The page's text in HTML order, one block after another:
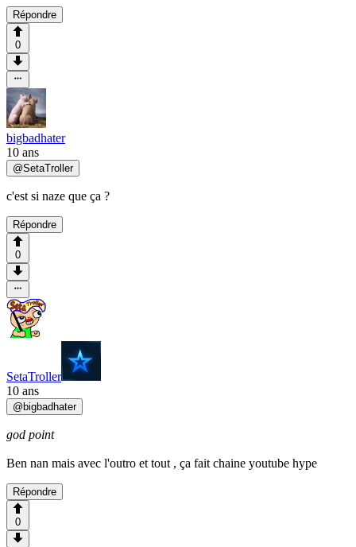
Répondre
0
bigbadhater
10 ans
@SetaTroller
c'est si naze que ça ?
Répondre
0
SetaTroller
10 ans
@ bigbadhater
god point
Ben nan mais avec l'outro et tout , ça fait chaine youtube hype
Répondre
0